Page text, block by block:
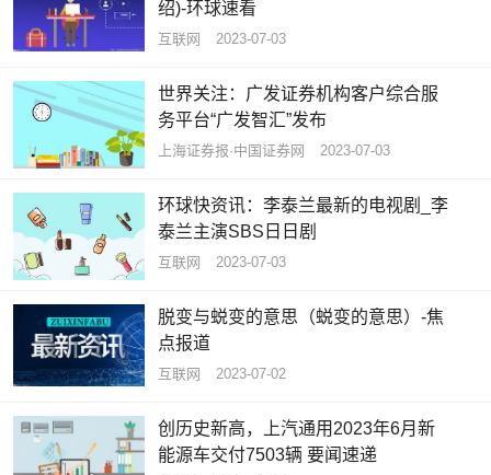
绍)-环球速看
互联网 2023-07-03
世界关注：广发证券机构客户综合服
务平台“广发智汇”发布
上海证券报·中国证券网 2023-07-03
环球快资讯：李泰兰最新的电视剧_李
泰兰主演SBS日日剧
互联网 2023-07-03
脱变与蜕变的意思（蜕变的意思）-焦
点报道
互联网 2023-07-02
创历史新高，上汽通用2023年6月新
能源车交付7503辆 要闻速递